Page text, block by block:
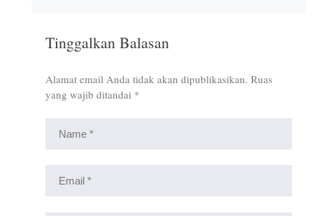
Tinggalkan Balasan
Alamat email Anda tidak akan dipublikasikan. Ruas
yang wajib ditandai *